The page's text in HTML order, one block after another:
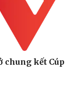
chung kết Cúp